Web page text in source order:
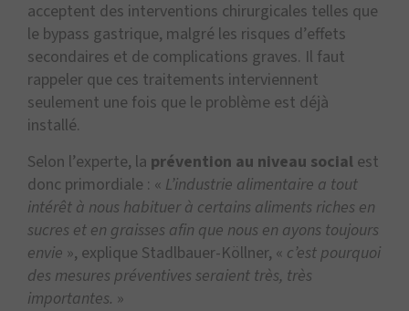
acceptent des interventions chirurgicales telles que
le bypass gastrique, malgré les risques d’effets
secondaires et de complications graves. Il faut
rappeler que ces traitements interviennent
seulement une fois que le problème est déjà
installé.
Selon l’experte, la prévention au niveau social est
donc primordiale : « L’industrie alimentaire a tout
intérêt à nous habituer à certains aliments riches en
sucres et en graisses afin que nous en ayons toujours
envie », explique Stadlbauer-Köllner, « c’est pourquoi
des mesures préventives seraient très, très
importantes. »